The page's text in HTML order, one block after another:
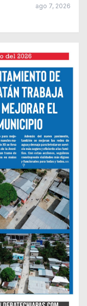
ago 7, 2026